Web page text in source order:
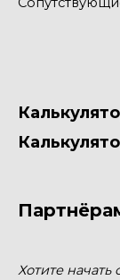
Хотите начать